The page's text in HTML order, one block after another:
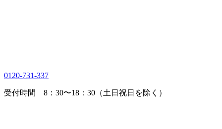
0120-731-337
受付時間 8：30〜18：30（土日祝日を除く）